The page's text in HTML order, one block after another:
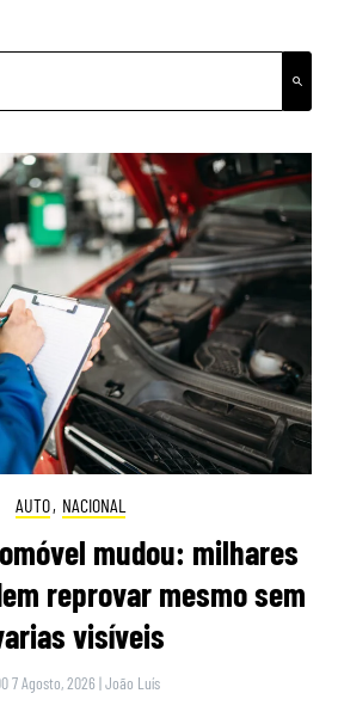
AUTO, NACIONAL
mudou: milhares
reprovar mesmo sem
visíveis
7 Agosto, 2026 |João Luís